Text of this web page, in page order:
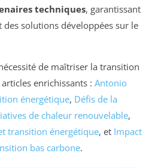
techniques, garantissant
solutions développées sur le
de maîtriser la transition
enrichissants : Antonio
énergétique, Défis de la
de chaleur renouvelable,
transition énergétique, et Impact
bas carbone.